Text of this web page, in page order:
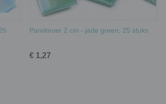
Parelmoer 2 cm - jade green; 25 stuks
€ 1,27